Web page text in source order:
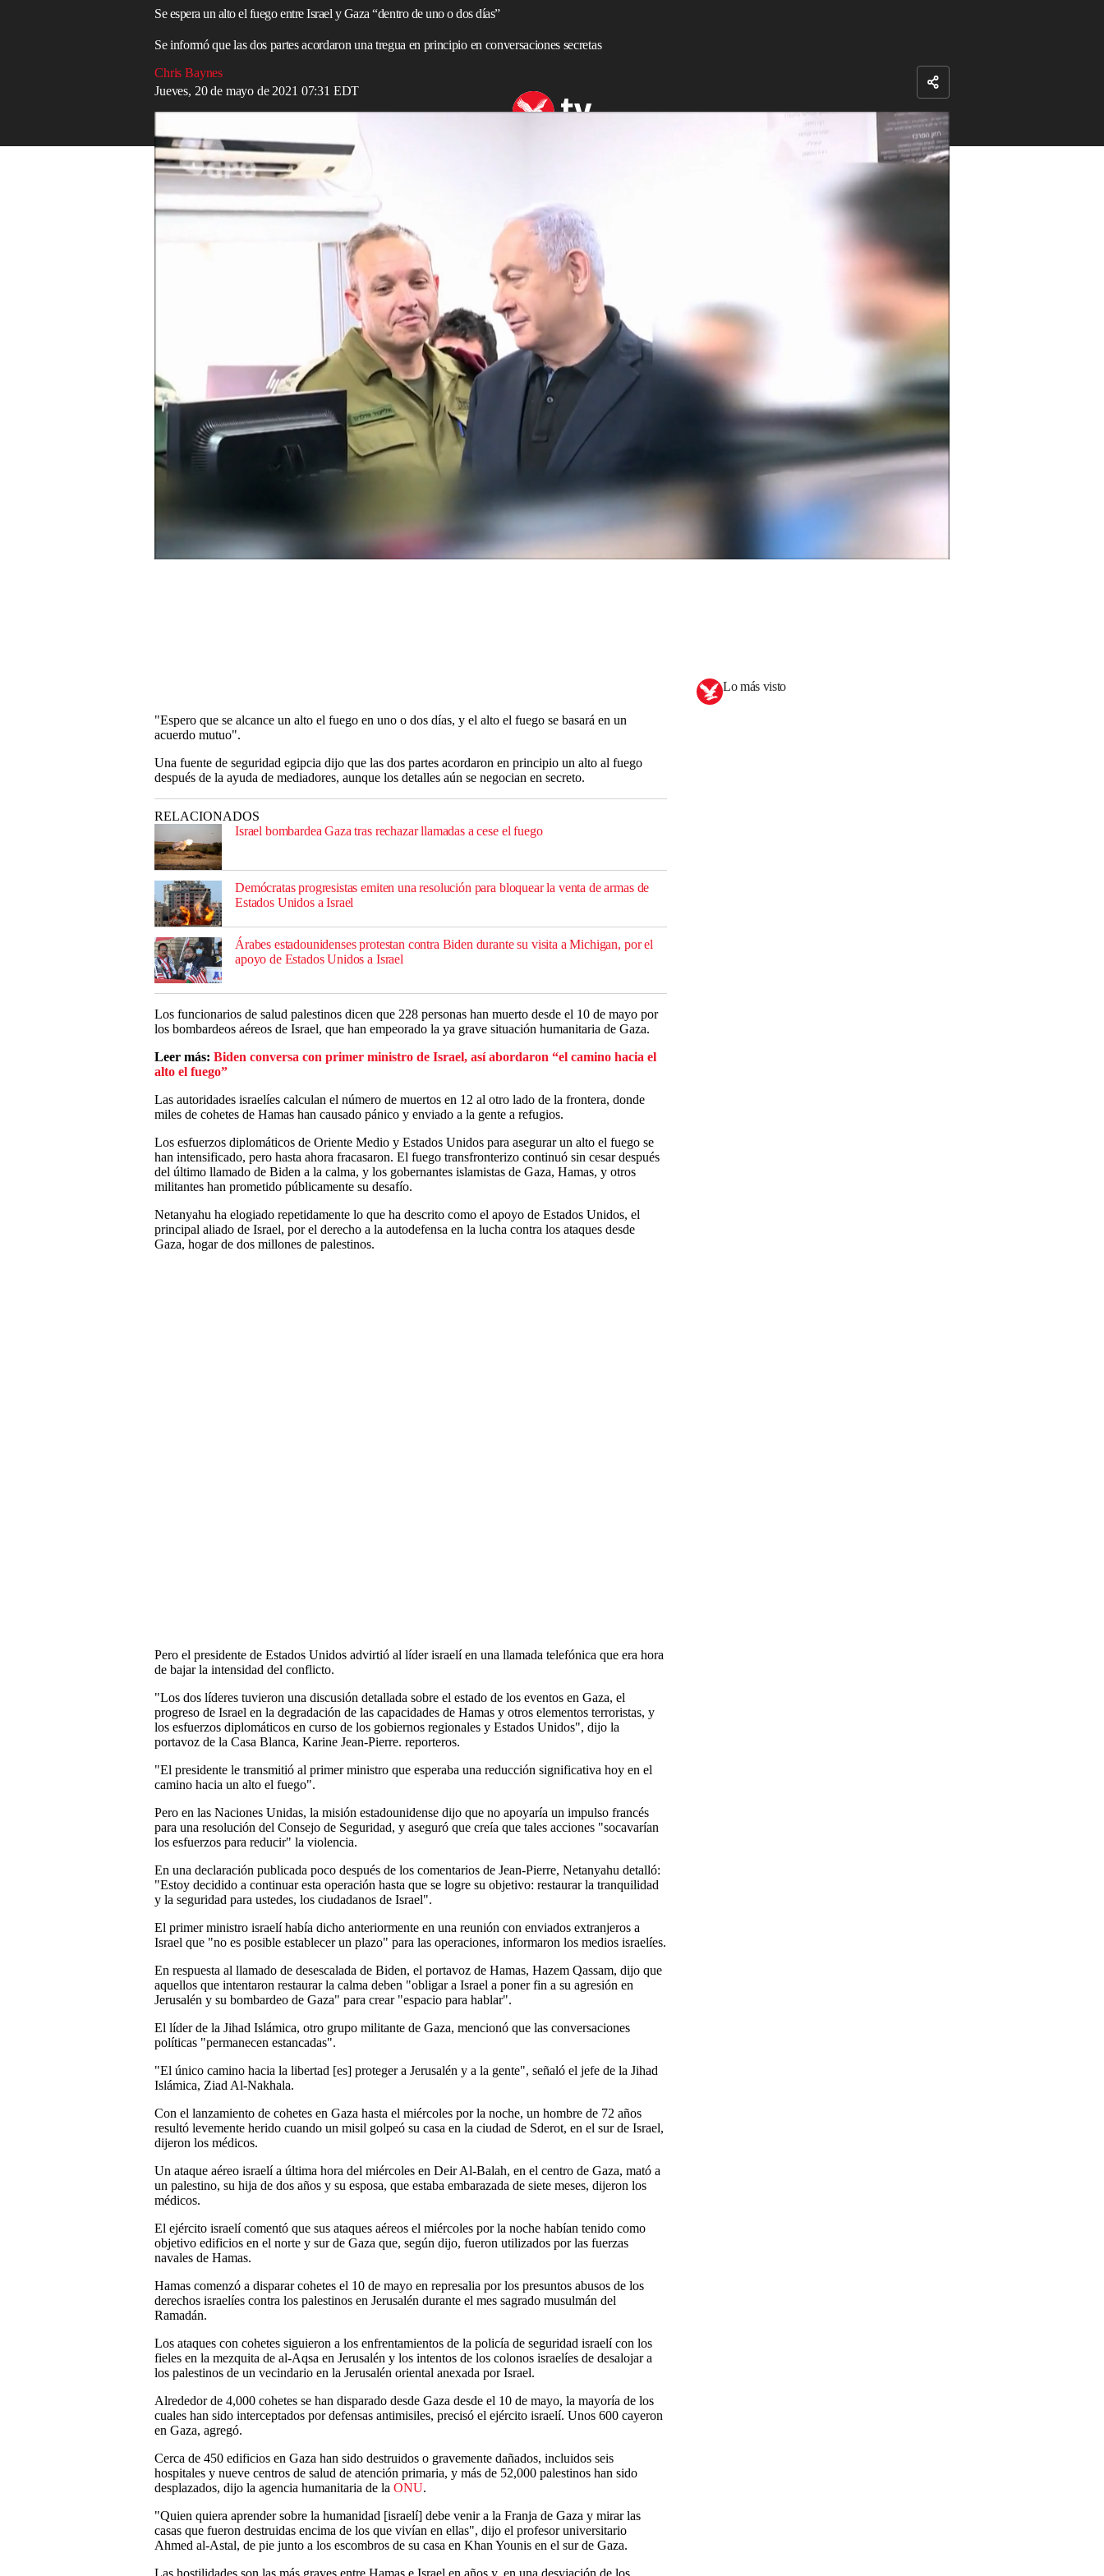
Se espera un alto el fuego entre Israel y Gaza “dentro de uno o dos días”
Se informó que las dos partes acordaron una tregua en principio en conversaciones secretas
Chris Baynes
Jueves, 20 de mayo de 2021 07:31 EDT
Read in English
Israely los militantes deGaza
para poner fin a 10 días de violencia transfronteriza, dijo un alto funcionario de Hamas.
Los comentarios de Moussa Abu Marzouk a última hora del miércoles se produjeron después de
instó al primer ministro israelí, Benjamin Netanyahu
, a buscar una "desescalada" del
conflicto, que ha matado al menos a 240 personas.
Abu Marzouk, un alto funcionario político de Hamas, dijo a la televisión libanesa al-Mayadeen:
"Creo que los esfuerzos en curso con respecto al alto el fuego tendrán éxito".
"Espero que se alcance un alto el fuego en uno o dos días, y el alto el fuego se basará en un
acuerdo mutuo".
Una fuente de seguridad egipcia dijo que las dos partes acordaron en principio un alto al fuego
después de la ayuda de mediadores, aunque los detalles aún se negocian en secreto.
RELACIONADOS
Israel bombardea Gaza tras rechazar llamadas a cese el fuego
Demócratas progresistas emiten una resolución para bloquear la venta de armas de
Estados Unidos a Israel
Árabes estadounidenses protestan contra Biden durante su visita a Michigan, por el
apoyo de Estados Unidos a Israel
Los funcionarios de salud palestinos dicen que 228 personas han muerto desde el 10 de mayo por
los bombardeos aéreos de Israel, que han empeorado la ya grave situación humanitaria de Gaza.
Leer más: Biden conversa con primer ministro de Israel, así abordaron “el camino hacia el
alto el fuego”
Las autoridades israelíes calculan el número de muertos en 12 al otro lado de la frontera, donde
miles de cohetes de Hamas han causado pánico y enviado a la gente a refugios.
Los esfuerzos diplomáticos de Oriente Medio y Estados Unidos para asegurar un alto el fuego se
han intensificado, pero hasta ahora fracasaron. El fuego transfronterizo continuó sin cesar después
del último llamado de Biden a la calma, y los gobernantes islamistas de Gaza, Hamas, y otros
militantes han prometido públicamente su desafío.
Netanyahu ha elogiado repetidamente lo que ha descrito como el apoyo de Estados Unidos, el
principal aliado de Israel, por el derecho a la autodefensa en la lucha contra los ataques desde
Gaza, hogar de dos millones de palestinos.
Pero el presidente de Estados Unidos advirtió al líder israelí en una llamada telefónica que era hora
de bajar la intensidad del conflicto.
"Los dos líderes tuvieron una discusión detallada sobre el estado de los eventos en Gaza, el
progreso de Israel en la degradación de las capacidades de Hamas y otros elementos terroristas, y
los esfuerzos diplomáticos en curso de los gobiernos regionales y Estados Unidos", dijo la
portavoz de la Casa Blanca, Karine Jean-Pierre. reporteros.
"El presidente le transmitió al primer ministro que esperaba una reducción significativa hoy en el
camino hacia un alto el fuego".
Pero en las Naciones Unidas, la misión estadounidense dijo que no apoyaría un impulso francés
para una resolución del Consejo de Seguridad, y aseguró que creía que tales acciones "socavarían
los esfuerzos para reducir" la violencia.
En una declaración publicada poco después de los comentarios de Jean-Pierre, Netanyahu detalló:
"Estoy decidido a continuar esta operación hasta que se logre su objetivo: restaurar la tranquilidad
y la seguridad para ustedes, los ciudadanos de Israel".
El primer ministro israelí había dicho anteriormente en una reunión con enviados extranjeros a
Israel que "no es posible establecer un plazo" para las operaciones, informaron los medios israelíes.
En respuesta al llamado de desescalada de Biden, el portavoz de Hamas, Hazem Qassam, dijo que
aquellos que intentaron restaurar la calma deben "obligar a Israel a poner fin a su agresión en
Jerusalén y su bombardeo de Gaza" para crear "espacio para hablar".
El líder de la Jihad Islámica, otro grupo militante de Gaza, mencionó que las conversaciones
políticas "permanecen estancadas".
"El único camino hacia la libertad [es] proteger a Jerusalén y a la gente", señaló el jefe de la Jihad
Islámica, Ziad Al-Nakhala.
Con el lanzamiento de cohetes en Gaza hasta el miércoles por la noche, un hombre de 72 años
resultó levemente herido cuando un misil golpeó su casa en la ciudad de Sderot, en el sur de Israel,
dijeron los médicos.
Un ataque aéreo israelí a última hora del miércoles en Deir Al-Balah, en el centro de Gaza, mató a
un palestino, su hija de dos años y su esposa, que estaba embarazada de siete meses, dijeron los
médicos.
El ejército israelí comentó que sus ataques aéreos el miércoles por la noche habían tenido como
objetivo edificios en el norte y sur de Gaza que, según dijo, fueron utilizados por las fuerzas
navales de Hamas.
Hamas comenzó a disparar cohetes el 10 de mayo en represalia por los presuntos abusos de los
derechos israelíes contra los palestinos en Jerusalén durante el mes sagrado musulmán del
Ramadán.
Los ataques con cohetes siguieron a los enfrentamientos de la policía de seguridad israelí con los
fieles en la mezquita de al-Aqsa en Jerusalén y los intentos de los colonos israelíes de desalojar a
los palestinos de un vecindario en la Jerusalén oriental anexada por Israel.
Alrededor de 4,000 cohetes se han disparado desde Gaza desde el 10 de mayo, la mayoría de los
cuales han sido interceptados por defensas antimisiles, precisó el ejército israelí. Unos 600 cayeron
en Gaza, agregó.
Cerca de 450 edificios en Gaza han sido destruidos o gravemente dañados, incluidos seis
hospitales y nueve centros de salud de atención primaria, y más de 52,000 palestinos han sido
desplazados, dijo la agencia humanitaria de la ONU.
"Quien quiera aprender sobre la humanidad [israelí] debe venir a la Franja de Gaza y mirar las
casas que fueron destruidas encima de los que vivían en ellas", dijo el profesor universitario
Ahmed al-Astal, de pie junto a los escombros de su casa en Khan Younis en el sur de Gaza.
Las hostilidades son las más graves entre Hamas e Israel en años y, en una desviación de los
Lo más visto